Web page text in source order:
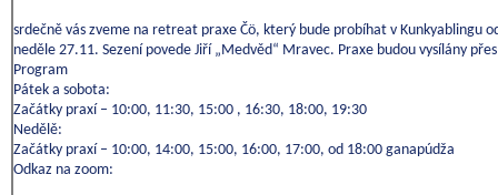
srdečně vás zveme na retreat praxe Čö, který bude probíhat v Kunkyablingu
neděle 27.11. Sezení povede Jiří „Medvěd“ Mravec. Praxe budou vysílány
Program
Pátek a sobota:
Začátky praxí – 10:00, 11:30, 15:00 , 16:30, 18:00, 19:30
Nedělě:
Začátky praxí – 10:00, 14:00, 15:00, 16:00, 17:00, od 18:00 ganapúdža
Odkaz na zoom: